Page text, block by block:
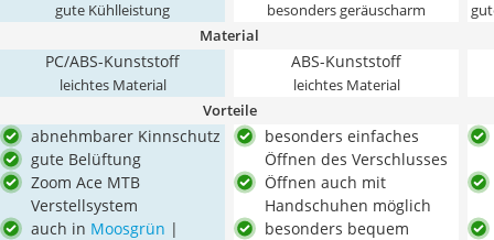
gute Kühlleistung besonders geräuscharm
Material
PC/ABS-Kunststoff
leichtes Material
ABS-Kunststoff
leichtes Material
Vorteile
abnehmbarer Kinnschutz
gute Belüftung
Zoom Ace MTB
Verstellsystem
auch in Moosgrün |
besonders einfaches
Öffnen des Verschlusses
Öffnen auch mit
Handschuhen möglich
besonders bequem